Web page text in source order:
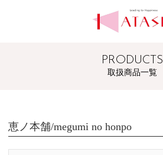
PRODUCTS
取扱商品一覧
恵ノ本舗/megumi no honpo